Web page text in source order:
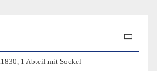
1 Abteil mit Sockel